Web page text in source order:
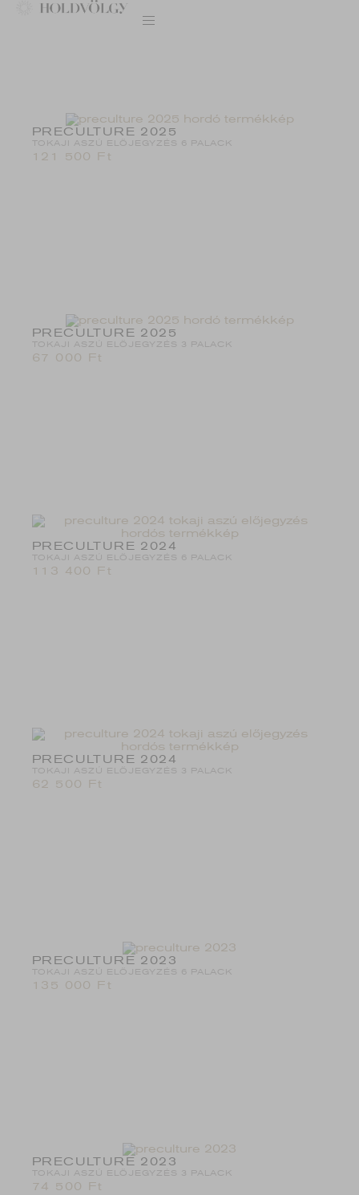
PRECULTURE 2025
TOKAJI ASZÚ ELŐJEGYZÉS 6 PALACK
121 500 Ft
PRECULTURE 2025
TOKAJI ASZÚ ELŐJEGYZÉS 3 PALACK
67 000 Ft
PRECULTURE 2024
TOKAJI ASZÚ ELŐJEGYZÉS 6 PALACK
113 400 Ft
PRECULTURE 2024
TOKAJI ASZÚ ELŐJEGYZÉS 3 PALACK
62 500 Ft
PRECULTURE 2023
TOKAJI ASZÚ ELŐJEGYZÉS 6 PALACK
135 000 Ft
PRECULTURE 2023
TOKAJI ASZÚ ELŐJEGYZÉS 3 PALACK
74 500 Ft